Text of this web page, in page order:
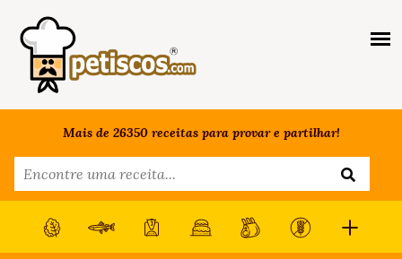
Mais de 26350 receitas para provar e partilhar!